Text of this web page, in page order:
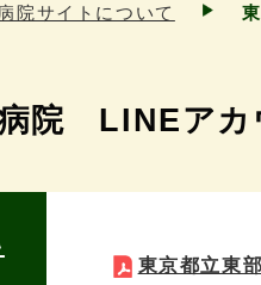
院サイトについて
院 LINEアカ
東京都立東